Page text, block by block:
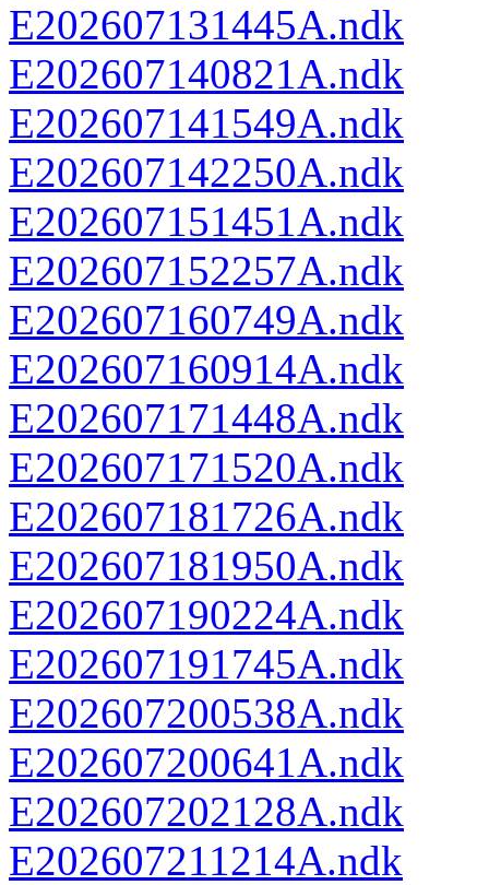
E202607131445A.ndk
E202607140821A.ndk
E202607141549A.ndk
E202607142250A.ndk
E202607151451A.ndk
E202607152257A.ndk
E202607160749A.ndk
E202607160914A.ndk
E202607171448A.ndk
E202607171520A.ndk
E202607181726A.ndk
E202607181950A.ndk
E202607190224A.ndk
E202607191745A.ndk
E202607200538A.ndk
E202607200641A.ndk
E202607202128A.ndk
E202607211214A.ndk